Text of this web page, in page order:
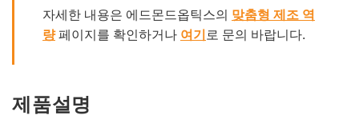
자세한 내용은 에드몬드옵틱스의 맞춤형 제조 역
량페이지를 확인하거나 여기 로 문의 바랍니다.
제품설명